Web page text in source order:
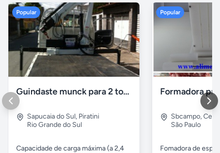
Popular
Guindaste munck para 2 toneladas
Sapucaia do Sul, Piratini
Rio Grande do Sul
Capacidade de carga máxima (a 2,4
Popular
Sbcampo,
São Paulo
Fomadora de